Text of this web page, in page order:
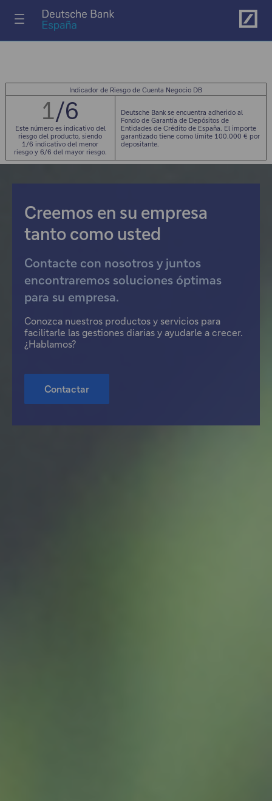
Indicador de Riesgo de Cuenta Negocio DB
1/6
Este número es indicativo del
riesgo del producto, siendo
1/6 indicativo del menor
riesgo y 6/6 del mayor riesgo.
Deutsche Bank se encuentra adherido al
Fondo de Garantía de Depósitos de
Entidades de Crédito de España. El importe
garantizado tiene como límite 100.000 € por
depositante.
Creemos en su empresa
tanto como usted
Contacte con nosotros y juntos
encontraremos soluciones óptimas
para su empresa.
Conozca nuestros productos y servicios para
facilitarle las gestiones diarias y ayudarle a crecer.
¿Hablamos?
Contactar
"El